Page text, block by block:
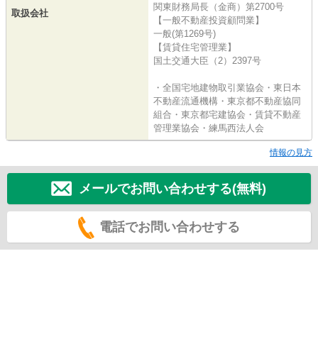
取扱会社
関東財務局長（金商）第2700号
【一般不動産投資顧問業】
一般(第1269号)
【賃貸住宅管理業】
国土交通大臣（2）2397号
・全国宅地建物取引業協会・東日本
不動産流通機構・東京都不動産協同
組合・東京都宅建協会・賃貸不動産
管理業協会・練馬西法人会
情報の見方
メールでお問い合わせする(無料)
電話でお問い合わせする